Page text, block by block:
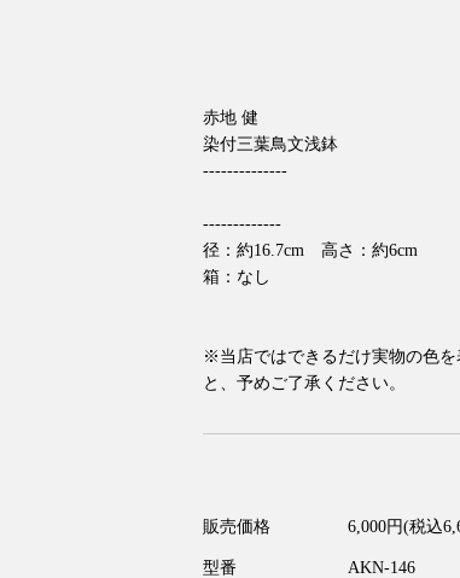
赤地 健
染付三葉鳥文浅鉢
--------------
-------------
径：約16.7cm 高さ：約6cm
箱：なし
※当店ではできるだけ実物の色を
と、予めご了承ください。
販売価格 6,000円(税込
型番
AKN-146